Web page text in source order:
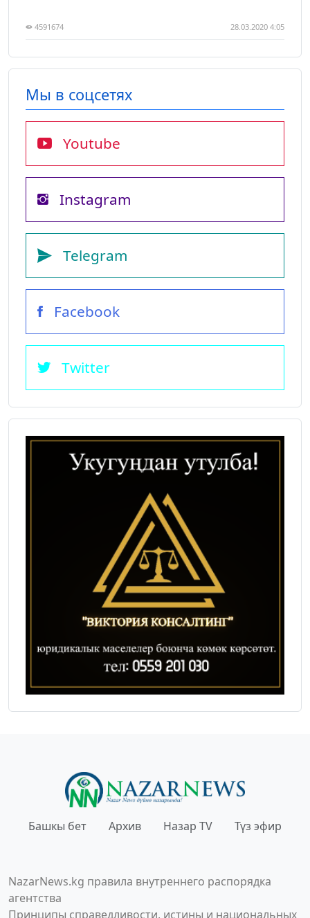
4591674 28.03.2020 4:05
Мы в соцсетях
Youtube
Instagram
Telegram
Facebook
Twitter
Башкы бет Архив Назар TV Түз эфир
NazarNews.kg правила внутреннего распорядка
агентства
Принципы справедливости, истины и национальных